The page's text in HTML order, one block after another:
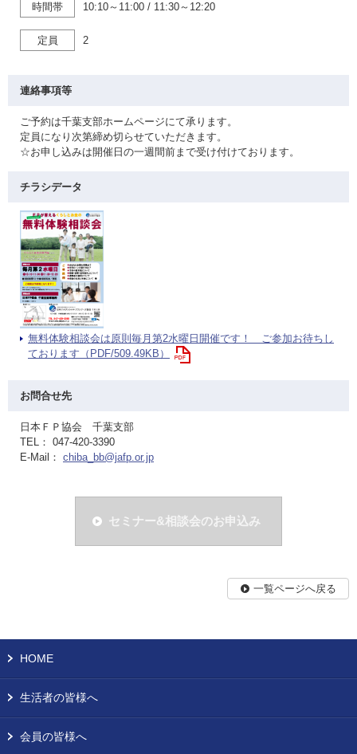
時間帯 10:10～11:00 / 11:30～12:20
定員 2
連絡事項等
ご予約は千葉支部ホームページにて承ります。
定員になり次第締め切らせていただきます。
☆お申し込みは開催日の一週間前まで受け付けております。
チラシデータ
無料体験相談会は原則毎月第2水曜日開催です！ ご参加お待ちし
ております（PDF/509.49KB）
お問合せ先
日本ＦＰ協会 千葉支部
TEL： 047-420-3390
E-Mail： chiba_bb@jafp.or.jp
セミナー&相談会のお申込み
一覧ページへ戻る
HOME
生活者の皆様へ
会員の皆様へ